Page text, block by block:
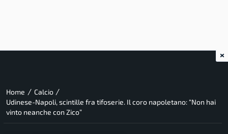
Home / Calcio /
Udinese-Napoli, scintille fra tifoserie. Il coro napoletano: “Non hai
vinto neanche con Zico”
×